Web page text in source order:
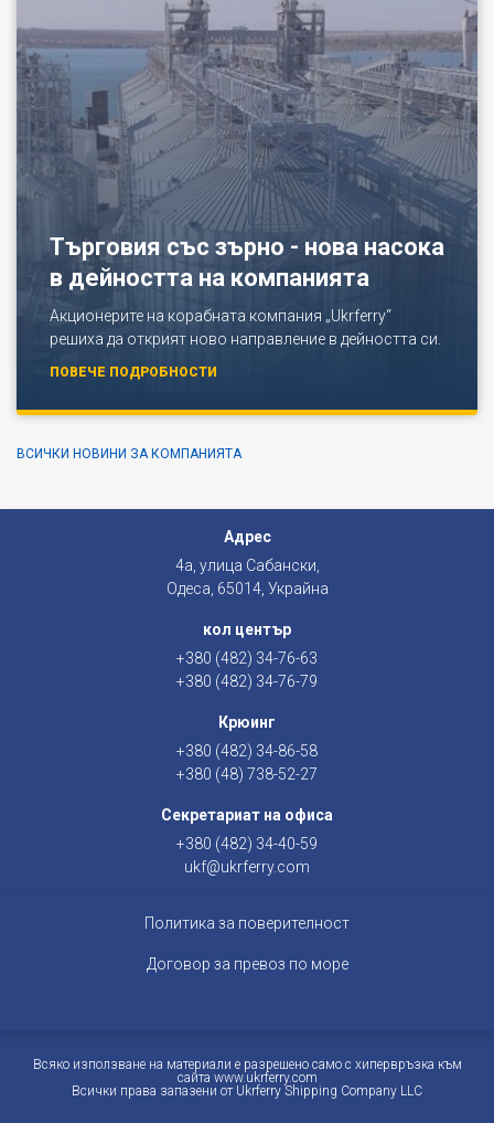
Търговия със зърно - нова насока
в дейността на компанията
Акционерите на корабната компания „Ukrferry“
решиха да открият ново направление в дейността си.
ПОВЕЧЕ ПОДРОБНОСТИ
ВСИЧКИ НОВИНИ ЗА КОМПАНИЯТА
Адрес
4а, улица Сабански,
Одеса, 65014, Украйна
кол център
+380 (482) 34-76-63
+380 (482) 34-76-79
Крюинг
+380 (482) 34-86-58
+380 (48) 738-52-27
Секретариат на офиса
+380 (482) 34-40-59
ukf@ukrferry.com
Политика за поверителност
Договор за превоз по море
Всяко използване на материали е разрешено само с хипервръзка към
сайта www.ukrferry.com
Всички права запазени от Ukrferry Shipping Company LLC